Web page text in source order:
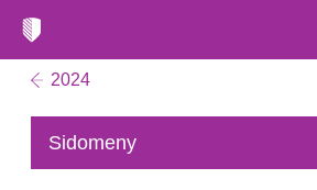
2024
Sidomeny